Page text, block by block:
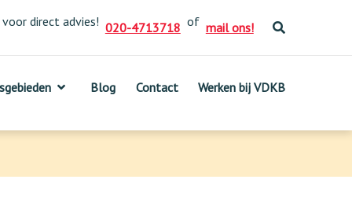
direct advies! 020-4713718 of mail ons!
Blog Contact Werken bij VDKB
Blog Contact Werken bij VDKB